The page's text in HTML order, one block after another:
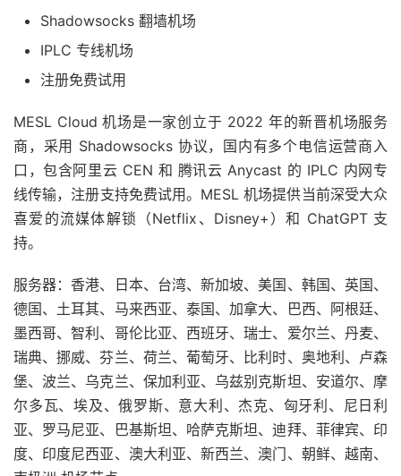
Shadowsocks 翻墙机场
IPLC 专线机场
注册免费试用
MESL Cloud 机场是一家创立于 2022 年的新晋机场服务
商，采用 Shadowsocks 协议，国内有多个电信运营商入
口，包含阿里云 CEN 和 腾讯云 Anycast 的 IPLC 内网专
线传输，注册支持免费试用。MESL 机场提供当前深受大众
喜爱的流媒体解锁（Netflix、Disney+）和 ChatGPT 支
持。
服务器：香港、日本、台湾、新加坡、美国、韩国、英国、
德国、土耳其、马来西亚、泰国、加拿大、巴西、阿根廷、
墨西哥、智利、哥伦比亚、西班牙、瑞士、爱尔兰、丹麦、
瑞典、挪威、芬兰、荷兰、葡萄牙、比利时、奥地利、卢森
堡、波兰、乌克兰、保加利亚、乌兹别克斯坦、安道尔、摩
尔多瓦、埃及、俄罗斯、意大利、杰克、匈牙利、尼日利
亚、罗马尼亚、巴基斯坦、哈萨克斯坦、迪拜、菲律宾、印
度、印度尼西亚、澳大利亚、新西兰、澳门、朝鲜、越南、